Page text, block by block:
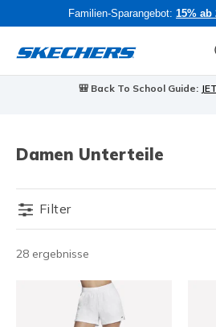
Familien-Sparangebot: 15% ab
🎒 Back To School Guide:
Damen Unterteile
Filter
28 ergebnisse